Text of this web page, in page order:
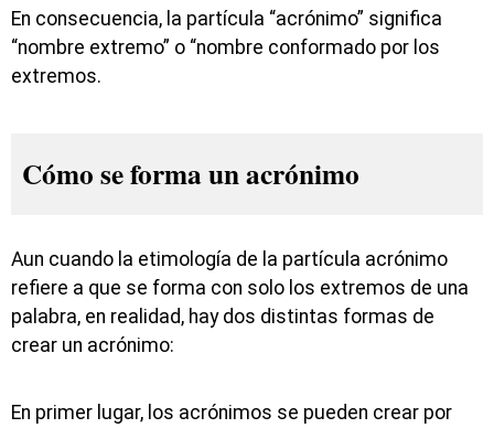
En consecuencia, la partícula “acrónimo” significa
“nombre extremo” o “nombre conformado por los
extremos.
Cómo se forma un acrónimo
Aun cuando la etimología de la partícula acrónimo
refiere a que se forma con solo los extremos de una
palabra, en realidad, hay dos distintas formas de
crear un acrónimo:
En primer lugar, los acrónimos se pueden crear por